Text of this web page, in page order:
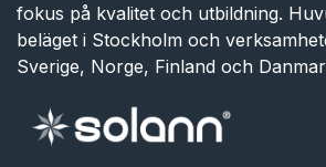
fokus på kvalitet och utbildning.
beläget i Stockholm och
Sverige, Norge, Finland och